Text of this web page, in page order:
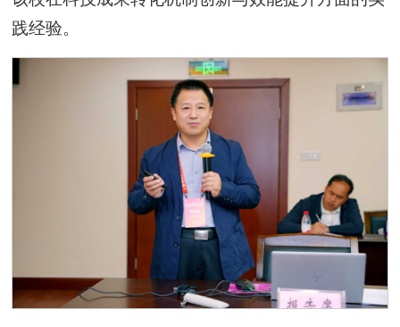
践经验。